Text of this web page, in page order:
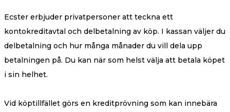
Ecster erbjuder privatpersoner att teckna ett
kontokreditavtal och delbetalning av köp. I kassan väljer du
delbetalning och hur många månader du vill dela upp
betalningen på. Du kan när som helst välja att betala köpet
i sin helhet.
Vid köptillfället görs en kreditprövning som kan innebära